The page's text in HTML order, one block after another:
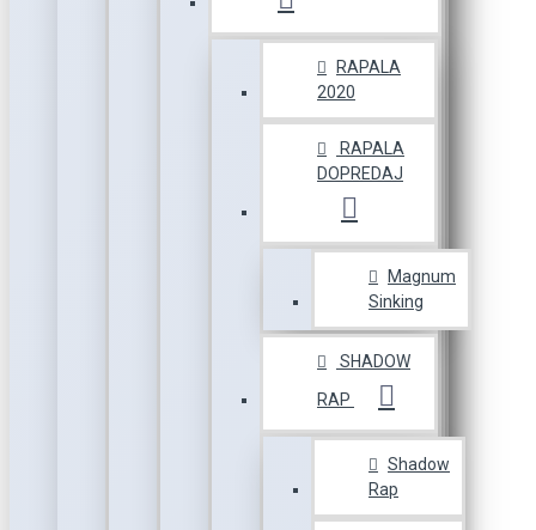
RAPALA
2020
RAPALA
DOPREDAJ
Magnum
Sinking
SHADOW
RAP
Shadow
Rap